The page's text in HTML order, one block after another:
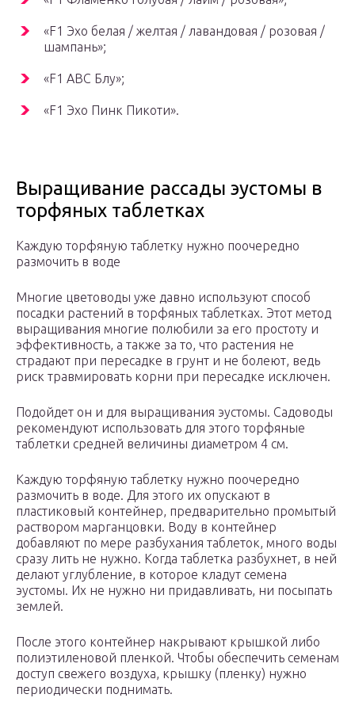
«F1 Эхо белая / желтая / лавандовая / розовая /
шампань»;
«F1 ABC Блу»;
«F1 Эхо Пинк Пикоти».
Выращивание рассады эустомы в
торфяных таблетках
Каждую торфяную таблетку нужно поочередно
размочить в воде
Многие цветоводы уже давно используют способ
посадки растений в торфяных таблетках. Этот метод
выращивания многие полюбили за его простоту и
эффективность, а также за то, что растения не
страдают при пересадке в грунт и не болеют, ведь
риск травмировать корни при пересадке исключен.
Подойдет он и для выращивания эустомы. Садоводы
рекомендуют использовать для этого торфяные
таблетки средней величины диаметром 4 см.
Каждую торфяную таблетку нужно поочередно
размочить в воде. Для этого их опускают в
пластиковый контейнер, предварительно промытый
раствором марганцовки. Воду в контейнер
добавляют по мере разбухания таблеток, много воды
сразу лить не нужно. Когда таблетка разбухнет, в ней
делают углубление, в которое кладут семена
эустомы. Их не нужно ни придавливать, ни посыпать
землей.
После этого контейнер накрывают крышкой либо
полиэтиленовой пленкой. Чтобы обеспечить семенам
доступ свежего воздуха, крышку (пленку) нужно
периодически поднимать.